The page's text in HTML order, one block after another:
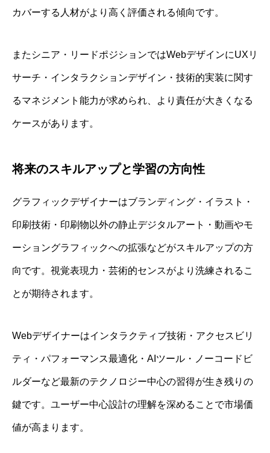
カバーする人材がより高く評価される傾向です。
またシニア・リードポジションではWebデザインにUXリ
サーチ・インタラクションデザイン・技術的実装に関す
るマネジメント能力が求められ、より責任が大きくなる
ケースがあります。
将来のスキルアップと学習の方向性
グラフィックデザイナーはブランディング・イラスト・
印刷技術・印刷物以外の静止デジタルアート・動画やモ
ーショングラフィックへの拡張などがスキルアップの方
向です。視覚表現力・芸術的センスがより洗練されるこ
とが期待されます。
Webデザイナーはインタラクティブ技術・アクセスビリ
ティ・パフォーマンス最適化・AIツール・ノーコードビ
ルダーなど最新のテクノロジー中心の習得が生き残りの
鍵です。ユーザー中心設計の理解を深めることで市場価
値が高まります。